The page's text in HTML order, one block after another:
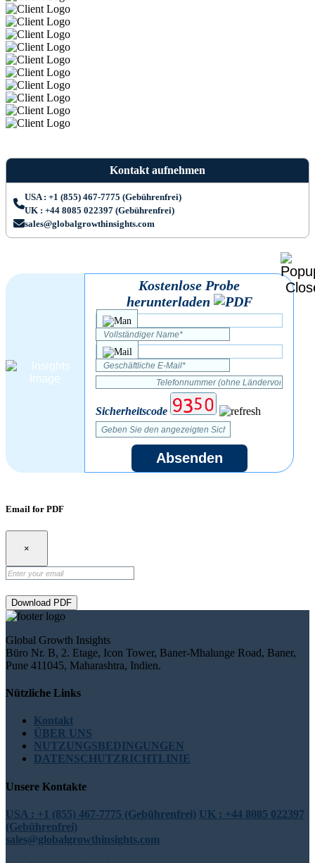
Kontakt aufnehmen
USA : +1 (855) 467-7775 (Gebührenfrei)
UK : +44 8085 022397 (Gebührenfrei)
sales@globalgrowthinsights.com
Kostenlose Probe
herunterladen
Sicherheitscode
Absenden
Email for PDF
×
Download PDF
Global Growth Insights
Büro Nr. B, 2. Etage, Icon Tower, Baner-Mhalunge Road, Baner,
Pune 411045, Maharashtra, Indien.
Nützliche Links
Kontakt
ÜBER UNS
NUTZUNGSBEDINGUNGEN
DATENSCHUTZRICHTLINIE
Unsere Kontakte
USA : +1 (855) 467-7775 (Gebührenfrei) UK : +44 8085 022397
(Gebührenfrei)
sales@globalgrowthinsights.com